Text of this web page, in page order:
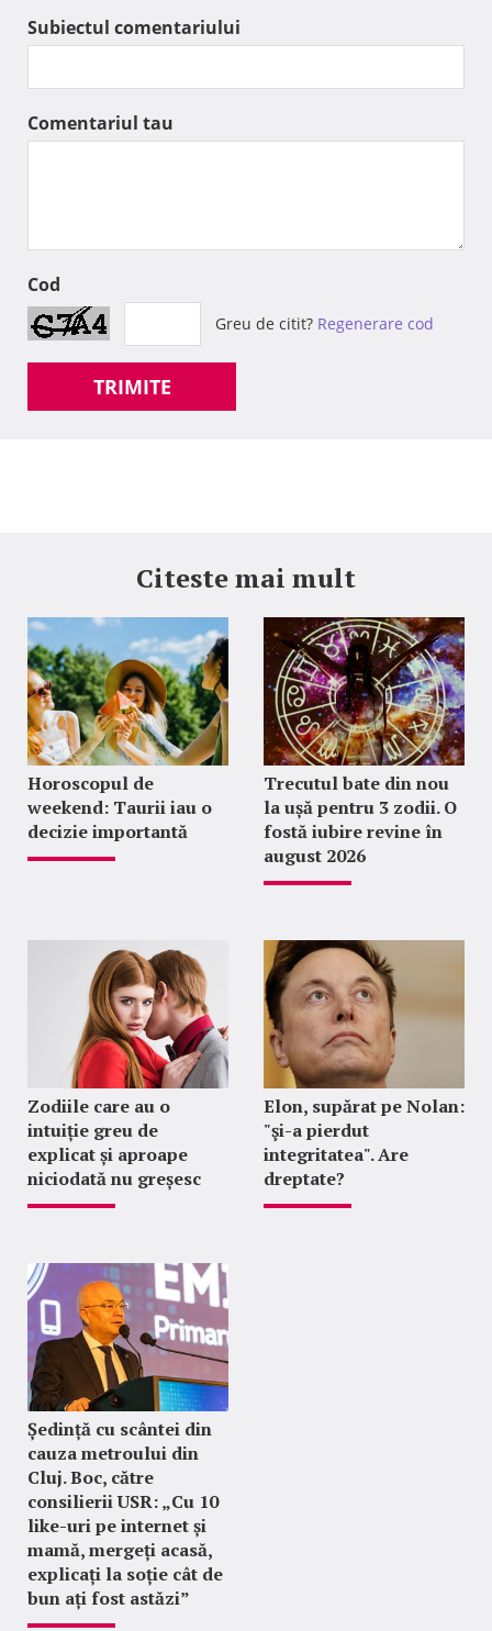
Subiectul comentariului
Comentariul tau
Cod
Greu de citit? Regenerare cod
TRIMITE
Citeste mai mult
Horoscopul de
weekend: Taurii iau o
decizie importantă
Trecutul bate din nou
la ușă pentru 3 zodii. O
fostă iubire revine în
august 2026
Zodiile care au o
intuiție greu de
explicat și aproape
niciodată nu greșesc
Elon, supărat pe Nolan:
"şi-a pierdut
integritatea". Are
dreptate?
Ședință cu scântei din
cauza metroului din
Cluj. Boc, către
consilierii USR: „Cu 10
like-uri pe internet și
mamă, mergeți acasă,
explicați la soție cât de
bun ați fost astăzi”